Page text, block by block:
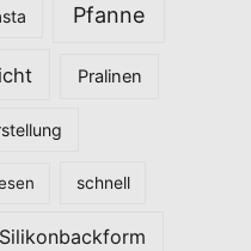
Pfanne
Pralinen
schnell
Silikonbackform